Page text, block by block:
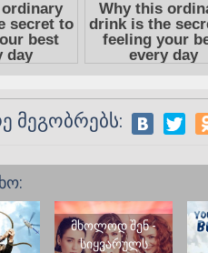
მეგობრებს:
მხოლოდ შენ -
სიყვარულს